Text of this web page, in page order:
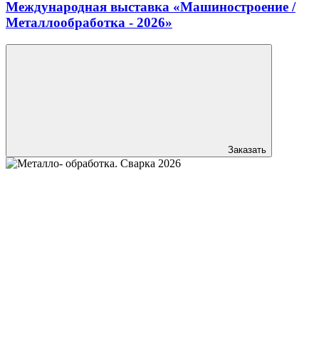
Международная выставка «Машиностроение /
Металлообработка - 2026»
Заказать